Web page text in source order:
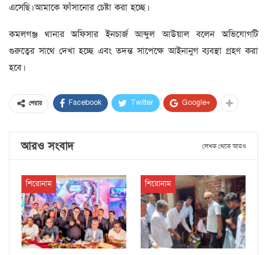
এসেছি। আমাকে ফাঁসানোর চেষ্টা করা হচ্ছে।
কমলগঞ্জ থানার অফিসার ইনচার্জ আব্দুল আউয়াল বলেন অভিযোগটি
গুরুত্বের সাথে দেখা হচ্ছে এবং তদন্ত সাপেক্ষে আইনানুগ ব্যবস্থা গ্রহণ করা
হবে।
শেয়ার Facebook Twitter Google+
আরও সংবাদ লেখক থেকে আরও
শিরোনাম শিরোনাম